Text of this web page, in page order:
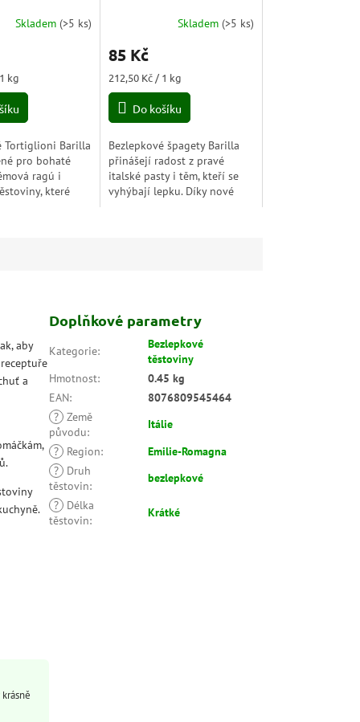
Skladem(>5 ks)
kg
Tortiglioni Barilla
pro bohaté
ragú i
které
Skladem(>5 ks)
85 Kč
Měrná
cena:
212,50 Kč / 1 kg
Do košíku
Bezlepkové špagety Barilla
přinášejí radost z pravé
italské pasty i těm, kteří se
vyhýbají lepku. Díky nové
aby
a
Doplňkové parametry
Kategorie:
Bezlepkové
těstoviny
Hmotnost:
0.45 kg
EAN:
8076809545464
? Země
původu:
Itálie
?
Region:
Emilie-Romagna
?
Druh
těstovin:
bezlepkové
?
Délka
těstovin:
Krátké